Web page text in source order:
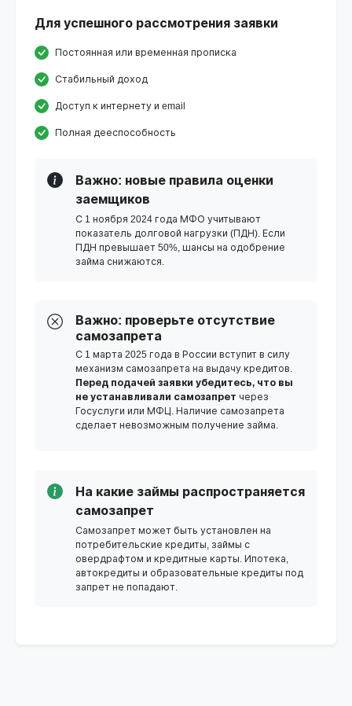
Для успешного рассмотрения заявки
Постоянная или временная прописка
Стабильный доход
Доступ к интернету и email
Полная дееспособность
Важно: новые правила оценки
заемщиков
С 1 ноября 2024 года МФО учитывают
показатель долговой нагрузки (ПДН). Если
ПДН превышает 50%, шансы на одобрение
займа снижаются.
Важно: проверьте отсутствие
самозапрета
С 1 марта 2025 года в России вступит в силу
механизм самозапрета на выдачу кредитов.
Перед подачей заявки убедитесь, что вы
не устанавливали самозапрет через
Госуслуги или МФЦ. Наличие самозапрета
сделает невозможным получение займа.
На какие займы распространяется
самозапрет
Самозапрет может быть установлен на
потребительские кредиты, займы с
овердрафтом и кредитные карты. Ипотека,
автокредиты и образовательные кредиты под
запрет не попадают.